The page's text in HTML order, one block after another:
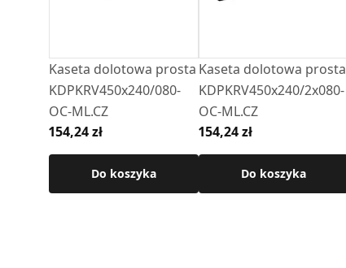
Kaseta dolotowa prosta
KDPKRV450x240/080-
OC-ML.CZ
154,24 zł
Do koszyka
Kaseta dolotowa prosta
KDPKRV450x240/2x080-
OC-ML.CZ
154,24 zł
Do koszyka